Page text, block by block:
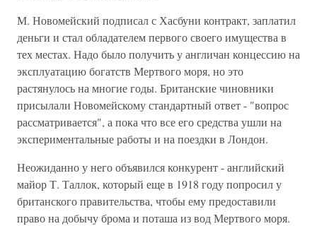
М. Новомейский подписал с Хасбуни контракт, заплатил
деньги и стал обладателем первого своего имущества в
тех местах. Надо было получить у англичан концессию на
эксплуатацию богатств Мертвого моря, но это
растянулось на многие годы. Британские чиновники
присылали Новомейскому стандартный ответ - "вопрос
рассматривается", а пока что все его средства ушли на
экспериментальные работы и на поездки в Лондон.
Неожиданно у него объявился конкурент - английский
майор Т. Таллок, который еще в 1918 году попросил у
британского правительства, чтобы ему предоставили
право на добычу брома и поташа из вод Мертвого моря.